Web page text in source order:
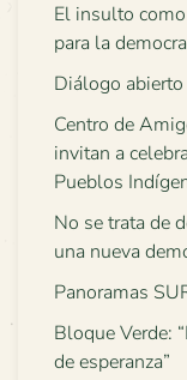
El insulto
para la
Diálogo
Centro de
invitan a
Pueblos
No se trata de
una nueva
Panoramas
Bloque Verde:
de esperanza”